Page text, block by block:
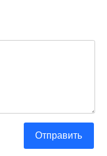
Отправить